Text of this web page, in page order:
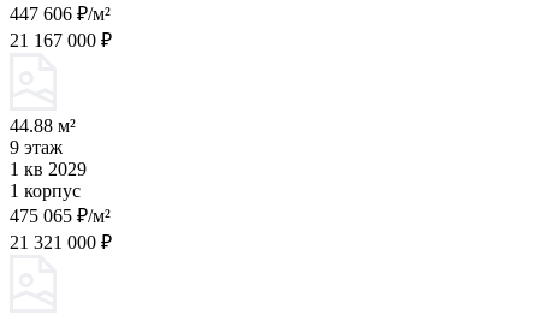
447 606 ₽/м²
21 167 000 ₽
44.88 м²
9 этаж
1 кв 2029
1 корпус
475 065 ₽/м²
21 321 000 ₽